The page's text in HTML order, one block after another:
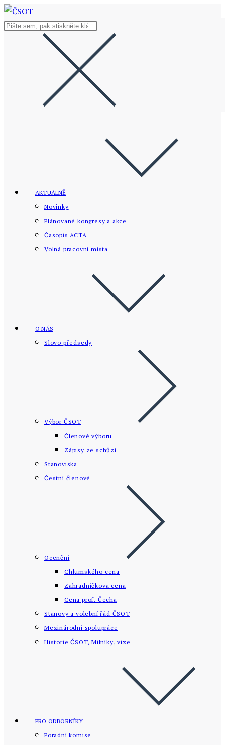
Přejít
k
Hledat
AKTUÁLNĚ
Novinky
Plánované kongresy a akce
Časopis ACTA
Volná pracovní místa
O NÁS
Slovo předsedy
Výbor ČSOT
Členové výboru
Zápisy ze schůzí
Stanoviska
Čestní členové
Ocenění
Chlumského cena
Zahradníčkova cena
Cena prof. Čecha
Stanovy a volební řád ČSOT
Mezinárodní spolupráce
Historie ČSOT, Milníky, vize
PRO ODBORNÍKY
Poradní komise